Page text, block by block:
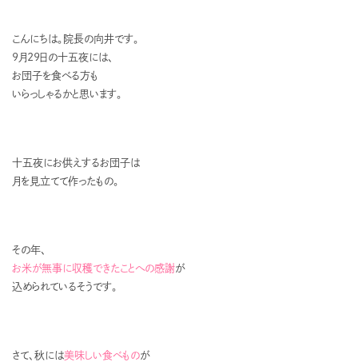
こんにちは。院長の向井です。
9月29日の十五夜には、
お団子を食べる方も
いらっしゃるかと思います。
十五夜にお供えするお団子は
月を見立てて作ったもの。
その年、
お米が無事に収穫できたことへの感謝が
込められているそうです。
さて、秋には美味しい食べものが